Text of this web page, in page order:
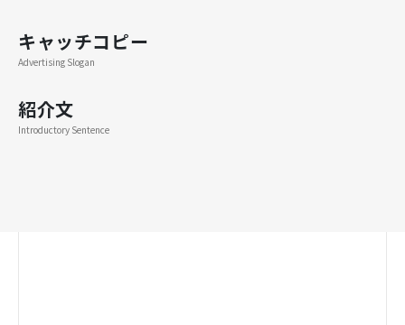
キャッチコピー
Advertising Slogan
紹介文
Introductory Sentence